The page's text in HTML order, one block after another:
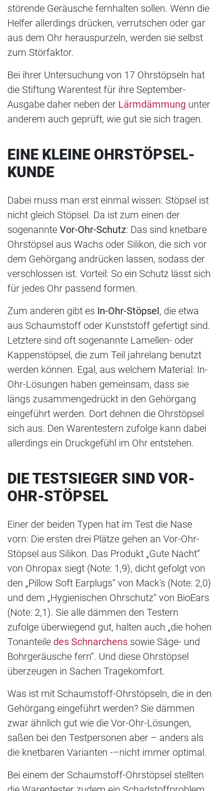
störende Geräusche fernhalten sollen. Wenn die
Helfer allerdings drücken, verrutschen oder gar
aus dem Ohr herauspurzeln, werden sie selbst
zum Störfaktor.
Bei ihrer Untersuchung von 17 Ohrstöpseln hat
die Stiftung Warentest für ihre September-
Ausgabe daher neben der Lärmdämmung unter
anderem auch geprüft, wie gut sie sich tragen.
EINE KLEINE OHRSTÖPSEL-
KUNDE
Dabei muss man erst einmal wissen: Stöpsel ist
nicht gleich Stöpsel. Da ist zum einen der
sogenannte Vor-Ohr-Schutz: Das sind knetbare
Ohrstöpsel aus Wachs oder Silikon, die sich vor
dem Gehörgang andrücken lassen, sodass der
verschlossen ist. Vorteil: So ein Schutz lässt sich
für jedes Ohr passend formen.
Zum anderen gibt es In-Ohr-Stöpsel, die etwa
aus Schaumstoff oder Kunststoff gefertigt sind.
Letztere sind oft sogenannte Lamellen- oder
Kappenstöpsel, die zum Teil jahrelang benutzt
werden können. Egal, aus welchem Material: In-
Ohr-Lösungen haben gemeinsam, dass sie
längs zusammengedrückt in den Gehörgang
eingeführt werden. Dort dehnen die Ohrstöpsel
sich aus. Den Warentestern zufolge kann dabei
allerdings ein Druckgefühl im Ohr entstehen.
DIE TESTSIEGER SIND VOR-
OHR-STÖPSEL
Einer der beiden Typen hat im Test die Nase
vorn: Die ersten drei Plätze gehen an Vor-Ohr-
Stöpsel aus Silikon. Das Produkt „Gute Nacht“
von Ohropax siegt (Note: 1,9), dicht gefolgt von
den „Pillow Soft Earplugs“ von Mack's (Note: 2,0)
und dem „Hygienischen Ohrschutz“ von BioEars
(Note: 2,1). Sie alle dämmen den Testern
zufolge überwiegend gut, halten auch „die hohen
Tonanteile des Schnarchens sowie Säge- und
Bohrgeräusche fern“. Und diese Ohrstöpsel
überzeugen in Sachen Tragekomfort.
Was ist mit Schaumstoff-Ohrstöpseln, die in den
Gehörgang eingeführt werden? Sie dämmen
zwar ähnlich gut wie die Vor-Ohr-Lösungen,
saßen bei den Testpersonen aber – anders als
die knetbaren Varianten -–nicht immer optimal.
Bei einem der Schaumstoff-Ohrstöpsel stellten